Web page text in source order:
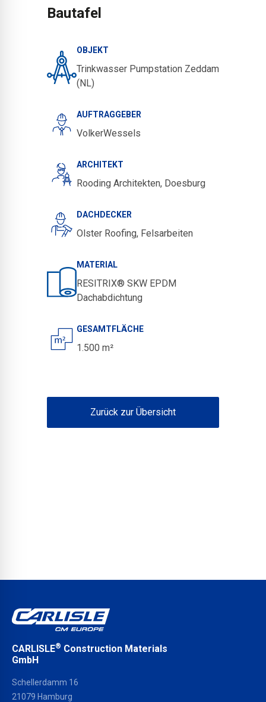
Bautafel
OBJEKT
Trinkwasser Pumpstation Zeddam
(NL)
AUFTRAGGEBER
VolkerWessels
ARCHITEKT
Rooding Architekten, Doesburg
DACHDECKER
Olster Roofing, Felsarbeiten
MATERIAL
RESITRIX® SKW EPDM
Dachabdichtung
GESAMTFLÄCHE
1.500 m²
Zurück zur Übersicht
CARLISLE® Construction Materials
GmbH
Schellerdamm 16
21079 Hamburg